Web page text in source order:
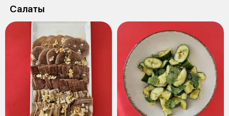
Салаты